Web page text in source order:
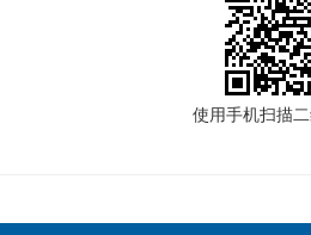
使用手机扫描